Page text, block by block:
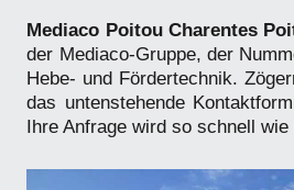
Mediaco Poitou Charentes
der Mediaco-Gruppe, der
Hebe- und Fördertechnik.
das untenstehende
Ihre Anfrage wird so schnell